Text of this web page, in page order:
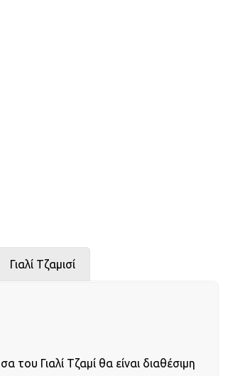
Γιαλί Τζαμισί
Γιαλί Τζαμί θα είναι διαθέσιμη